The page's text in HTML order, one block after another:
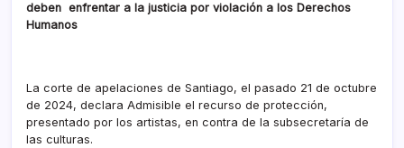
deben enfrentar a la justicia por violación a los Derechos
Humanos
La corte de apelaciones de Santiago, el pasado 21 de octubre
de 2024, declara Admisible el recurso de protección,
presentado por los artistas, en contra de la subsecretaría de
las culturas.